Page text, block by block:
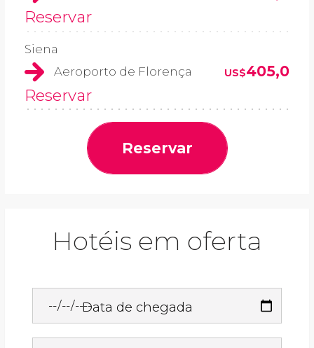
Reservar
Siena
Aeroporto de Florença
US$405,0
Reservar
Reservar
Hotéis em oferta
Data de chegada